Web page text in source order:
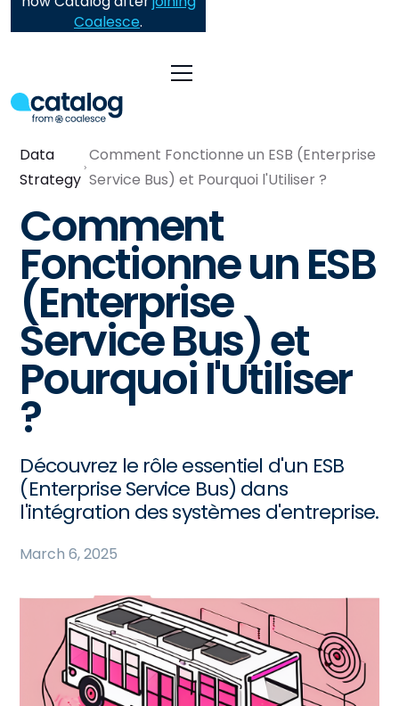
Coalesce.
Data
Strategy
Comment Fonctionne un ESB (Enterprise
Service Bus) et Pourquoi l'Utiliser ?
Comment
Fonctionne un ESB
(Enterprise
Service Bus) et
Pourquoi l'Utiliser
?
Découvrez le rôle essentiel d'un ESB
(Enterprise Service Bus) dans
l'intégration des systèmes d'entreprise.
March 6, 2025